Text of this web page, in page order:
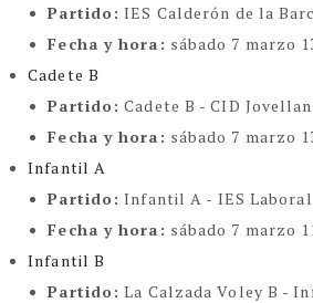
Partido: IES Calderón de la
Fecha y hora: sábado 7 marzo
Cadete B
Partido: Cadete B - CID
Fecha y hora: sábado 7 marzo
Infantil A
Partido: Infantil A - IES Laboral
Fecha y hora: sábado 7 marzo
Infantil B
Partido: La Calzada Voley B -